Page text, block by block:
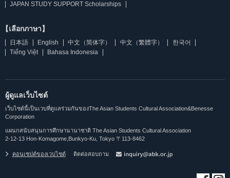
JAPAN STUDY SUPPORT Scholarships
【เลือกภาษา】
日本語 English 中文（简体字） 中文（繁體字）
한국어
Tiếng Việt
Bahasa Indonesia
ผู้ดูแลเว็บไซต์
เว็บไซต์นี้เป็นเวบที่ดูแลร่วมกันของThe Asian Students Cultural Association&Benesse
Corporation
แผนกสนับสนุนการศึกษานานาชาติ The Asian Students Cultural Association
2-12-13 Hon-Komagome,Bunkyo-Ku, Tokyo 〒113-8462
คอนเซปต์ของเวบไซต์ ติดต่อสอบถาม